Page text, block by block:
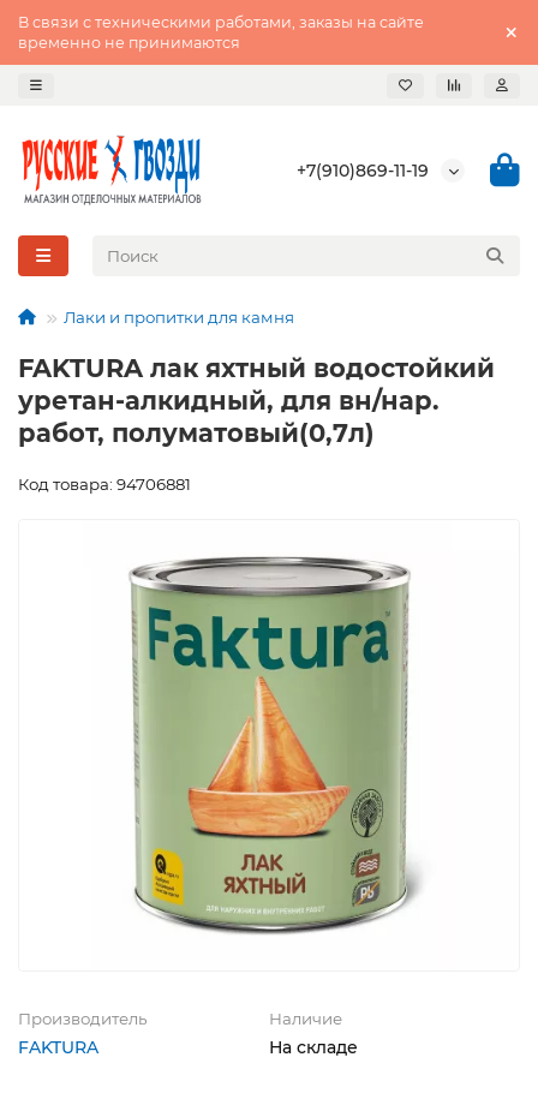
В связи с техническими работами, заказы на сайте
временно не принимаются
+7(910)869-11-19
Лаки и пропитки для камня
FAKTURA лак яхтный водостойкий
уретан-алкидный, для вн/нар.
работ, полуматовый(0,7л)
Код товара: 94706881
Производитель
FAKTURA
Наличие
На складе